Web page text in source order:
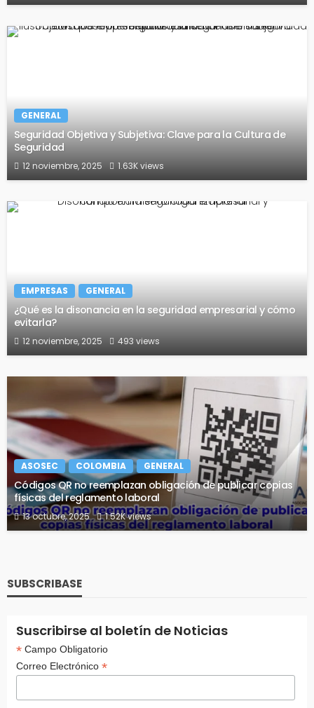
GENERAL
Seguridad Objetiva y Subjetiva: Clave para la Cultura de
Seguridad
12 noviembre, 2025 1.63K views
EMPRESAS GENERAL
¿Qué es la disonancia en la seguridad empresarial y cómo
evitarla?
12 noviembre, 2025 493 views
ASOSEC COLOMBIA GENERAL
Códigos QR no reemplazan obligación de publicar copias
físicas del reglamento laboral
13 octubre, 2025 1.52K views
SUBSCRIBASE
Suscribirse al boletín de Noticias
*Campo Obligatorio
Correo Electrónico *